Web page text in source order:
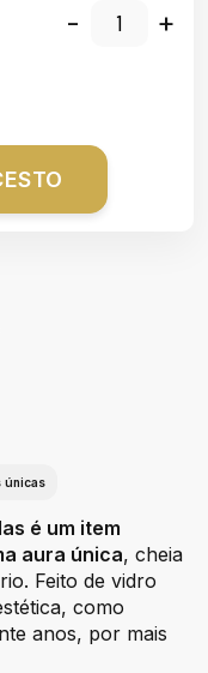
- +
únicas
é um item
aura única, cheia
Feito de vidro
como
anos, por mais